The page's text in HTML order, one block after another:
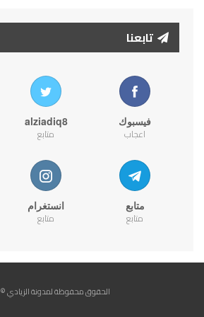
تابعنا
فيسبوك
اعجاب
alziadiq8
متابع
متابع
متابع
انستغرام
متابع
الحقوق محفوظة لمدونة الزيادي © 2026